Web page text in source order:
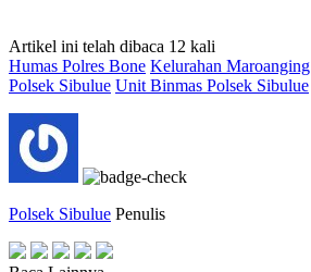
Artikel ini telah dibaca 12 kali
Humas Polres Bone Kelurahan Maroanging
Polsek Sibulue Unit Binmas Polsek Sibulue
Polsek Sibulue Penulis